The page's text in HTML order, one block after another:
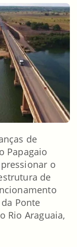
de
Papagaio
o
de
Ponte
Rio Araguaia,